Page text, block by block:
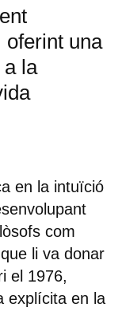
una
la
en la intuïció
com
li va donar
el 1976,
explícita en la